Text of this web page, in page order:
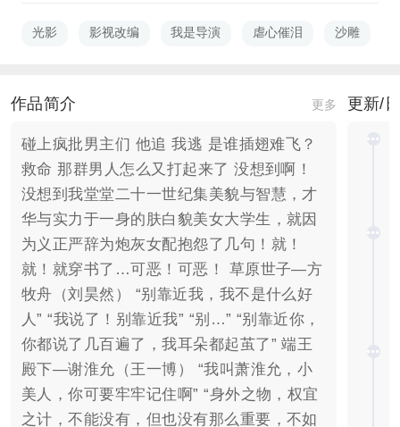
光影 影视改编 我是导演 虐心催泪 沙雕
作品简介 更多
碰上疯批男主们 他追 我逃 是谁插翅难飞？
救命 那群男人怎么又打起来了 没想到啊！
没想到我堂堂二十一世纪集美貌与智慧，才
华与实力于一身的肤白貌美女大学生，就因
为义正严辞为炮灰女配抱怨了几句！就！
就！就穿书了…可恶！可恶！ 草原世子—方
牧舟（刘昊然） “别靠近我，我不是什么好
人” “我说了！别靠近我” “别…” “别靠近你，
你都说了几百遍了，我耳朵都起茧了” 端王
殿下—谢淮允（王一博） “我叫萧淮允，小
美人，你可要牢牢记住啊” “身外之物，权宜
之计，不能没有，但也没有那么重要，不如
更新/